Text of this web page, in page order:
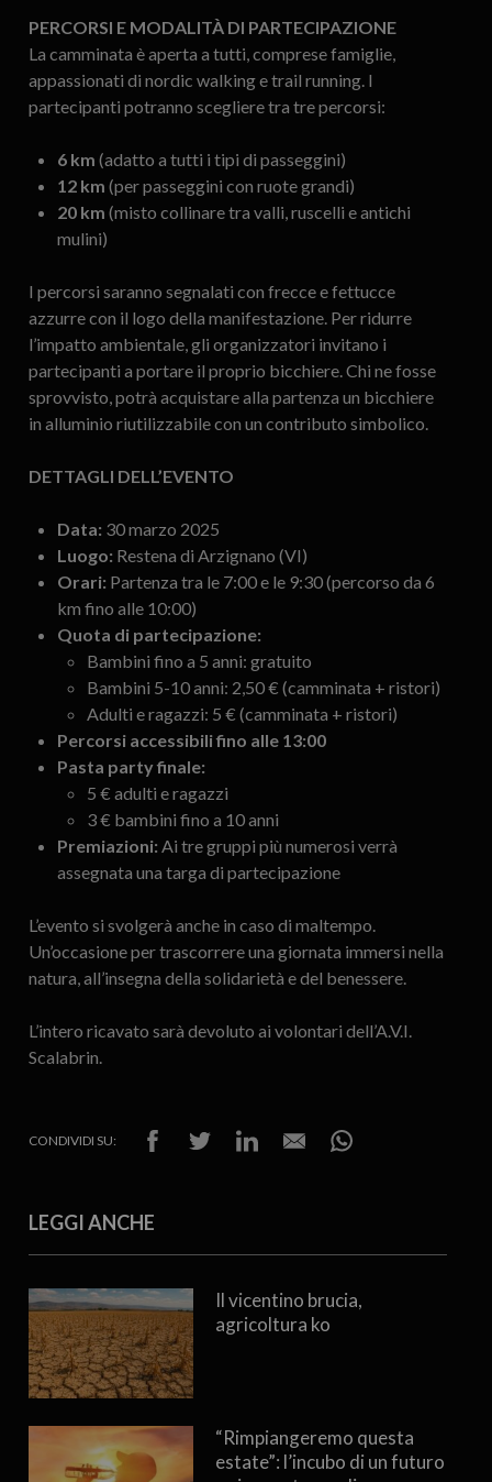
PERCORSI E MODALITÀ DI PARTECIPAZIONE
La camminata è aperta a tutti, comprese famiglie,
appassionati di nordic walking e trail running. I
partecipanti potranno scegliere tra tre percorsi:
6 km (adatto a tutti i tipi di passeggini)
12 km (per passeggini con ruote grandi)
20 km (misto collinare tra valli, ruscelli e antichi
mulini)
I percorsi saranno segnalati con frecce e fettucce
azzurre con il logo della manifestazione. Per ridurre
l’impatto ambientale, gli organizzatori invitano i
partecipanti a portare il proprio bicchiere. Chi ne fosse
sprovvisto, potrà acquistare alla partenza un bicchiere
in alluminio riutilizzabile con un contributo simbolico.
DETTAGLI DELL’EVENTO
Data: 30 marzo 2025
Luogo: Restena di Arzignano (VI)
Orari: Partenza tra le 7:00 e le 9:30 (percorso da 6
km fino alle 10:00)
Quota di partecipazione:
Bambini fino a 5 anni: gratuito
Bambini 5-10 anni: 2,50 € (camminata + ristori)
Adulti e ragazzi: 5 € (camminata + ristori)
Percorsi accessibili fino alle 13:00
Pasta party finale:
5 € adulti e ragazzi
3 € bambini fino a 10 anni
Premiazioni: Ai tre gruppi più numerosi verrà
assegnata una targa di partecipazione
L’evento si svolgerà anche in caso di maltempo.
Un’occasione per trascorrere una giornata immersi nella
natura, all’insegna della solidarietà e del benessere.
L’intero ricavato sarà devoluto ai volontari dell’A.V.I.
Scalabrin.
CONDIVIDI SU:
LEGGI ANCHE
Il vicentino brucia,
agricoltura ko
“Rimpiangeremo questa
estate”: l’incubo di un futuro